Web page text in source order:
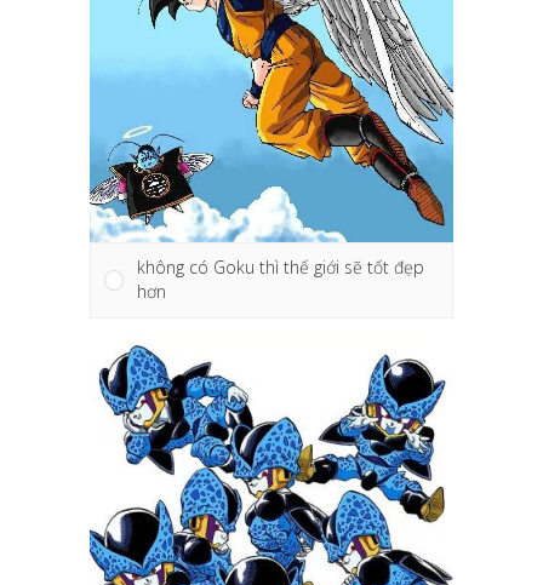
không có Goku thì thế giới sẽ tốt đẹp
hơn